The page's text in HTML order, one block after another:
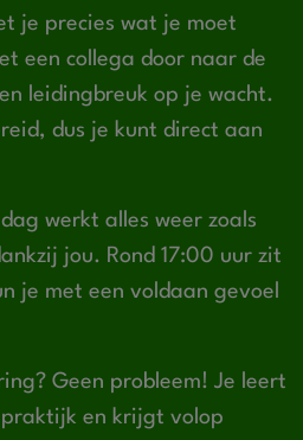
je precies wat je moet
een collega door naar de
leidingbreuk op je wacht.
dus je kunt direct aan
werkt alles weer zoals
jou. Rond 17:00 uur zit
je met een voldaan gevoel
Geen probleem! Je leert
en krijgt volop